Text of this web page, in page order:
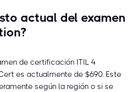
actual del examen
de certificación ITIL 4
es actualmente de $690. Este
según la región o si se